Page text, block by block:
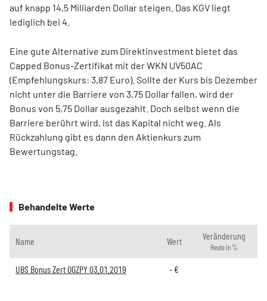
auf knapp 14,5 Milliarden Dollar steigen. Das KGV liegt
lediglich bei 4.
Eine gute Alternative zum Direktinvestment bietet das
Capped Bonus-Zertifikat mit der WKN UV50AC
(Empfehlungskurs: 3,87 Euro). Sollte der Kurs bis Dezember
nicht unter die Barriere von 3,75 Dollar fallen, wird der
Bonus von 5,75 Dollar ausgezahlt. Doch selbst wenn die
Barriere berührt wird, ist das Kapital nicht weg. Als
Rückzahlung gibt es dann den Aktienkurs zum
Bewertungstag.
Behandelte Werte
Name Wert Veränderung
Heute in %
UBS Bonus Zert OGZPY 03.01.2019 - €